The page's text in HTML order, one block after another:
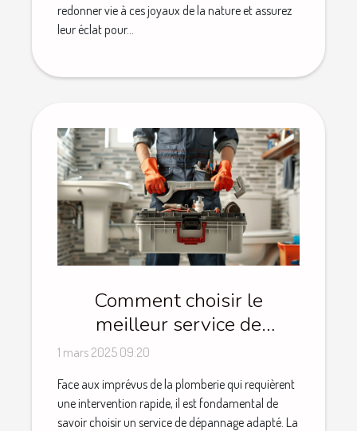
redonner vie à ces joyaux de la nature et assurez
leur éclat pour...
Comment choisir le
meilleur service de
plomberie d'urgence
1 mars 2025 09:20
Face aux imprévus de la plomberie qui requièrent
une intervention rapide, il est fondamental de
savoir choisir un service de dépannage adapté. La